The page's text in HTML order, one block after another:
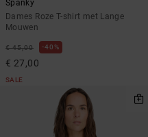
Spanky
Dames Roze T-shirt met Lange
Mouwen
€ 45,00 40%
€ 27,00
SALE